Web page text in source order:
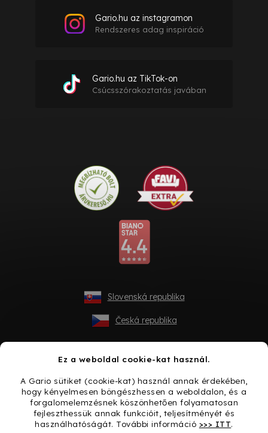
Ez a weboldal cookie-kat használ.
A Gario sütiket (cookie-kat) használ annak érdekében,
hogy kényelmesen böngészhessen a weboldalon, és a
forgalomelemzésnek köszönhetően folyamatosan
fejleszthessük annak funkcióit, teljesítményét és
használhatóságát. További információ >>> ITT.
Gario.hu az instagramon
Rendszeres adag inspiráció
Gario.hu az TikTok-on
Csúcsszórakoztatás javában
Slovenská republika
Česká republika